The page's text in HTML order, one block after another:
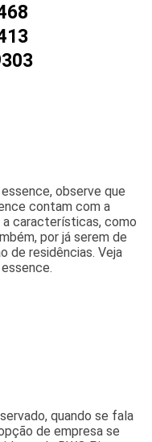
observe que
contam com a
a características, como
por já serem de
de residências. Veja
quando se fala
de empresa se